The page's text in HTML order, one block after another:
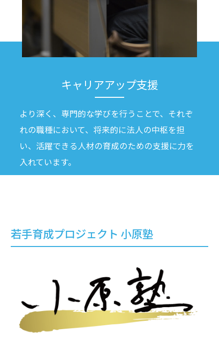
キャリアアップ支援
より深く、専門的な学びを行うことで、それぞ
れの職種において、将来的に法人の中枢を担
い、活躍できる人材の育成のための支援に力を
入れています。
若手育成プロジェクト 小原塾